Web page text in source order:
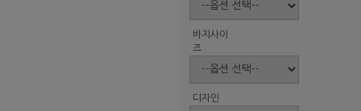
바지사이
즈
디자인